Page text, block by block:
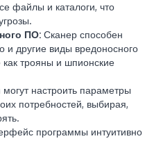
файлы и каталоги, что
ПО: Сканер способен
и другие виды вредоносного
как трояны и шпионские
могут настроить параметры
потребностей, выбирая,
программы интуитивно